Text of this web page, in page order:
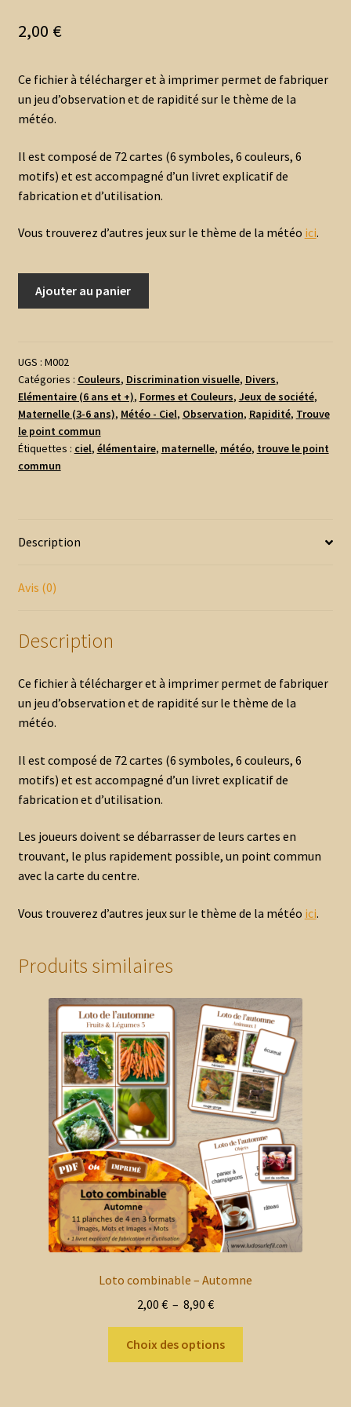
2,00 €
Ce fichier à télécharger et à imprimer permet de fabriquer
un jeu d’observation et de rapidité sur le thème de la
météo.
Il est composé de 72 cartes (6 symboles, 6 couleurs, 6
motifs) et est accompagné d’un livret explicatif de
fabrication et d’utilisation.
Vous trouverez d’autres jeux sur le thème de la météo ici.
point
commun
-
Météo
Ajouter au panier
UGS : M002
Catégories : Couleurs, Discrimination visuelle, Divers,
Elémentaire (6 ans et +), Formes et Couleurs, Jeux de société,
Maternelle (3-6 ans), Météo - Ciel, Observation, Rapidité, Trouve
le point commun
Étiquettes : ciel, élémentaire, maternelle, météo, trouve le point
commun
Description
Avis (0)
Description
Ce fichier à télécharger et à imprimer permet de fabriquer
un jeu d’observation et de rapidité sur le thème de la
météo.
Il est composé de 72 cartes (6 symboles, 6 couleurs, 6
motifs) et est accompagné d’un livret explicatif de
fabrication et d’utilisation.
Les joueurs doivent se débarrasser de leurs cartes en
trouvant, le plus rapidement possible, un point commun
avec la carte du centre.
Vous trouverez d’autres jeux sur le thème de la météo ici.
Produits similaires
Loto combinable – Automne
2,00 € – 8,90 €Plage
prix :
2,00 €
Choix des options